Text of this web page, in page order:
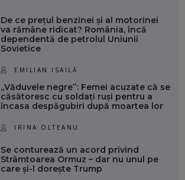
De ce prețul benzinei și al motorinei
va rămâne ridicat? România, încă
dependentă de petrolul Uniunii
Sovietice
EMILIAN ISAILĂ
„Văduvele negre”: Femei acuzate că se
căsătoresc cu soldați ruși pentru a
încasa despăgubiri după moartea lor
IRINA OLTEANU
Se conturează un acord privind
Strâmtoarea Ormuz – dar nu unul pe
care și-l dorește Trump